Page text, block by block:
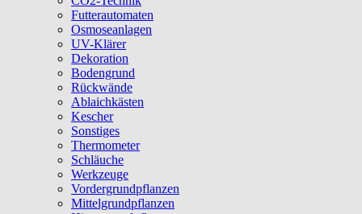
Futterautomaten
Osmoseanlagen
UV-Klärer
Dekoration
Bodengrund
Rückwände
Ablaichkästen
Kescher
Sonstiges
Thermometer
Schläuche
Werkzeuge
Vordergrundpflanzen
Mittelgrundpflanzen